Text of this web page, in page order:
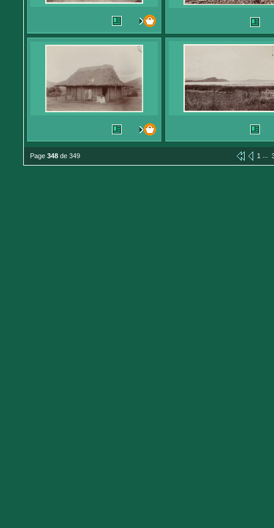
Page 348 de 349 1 ...